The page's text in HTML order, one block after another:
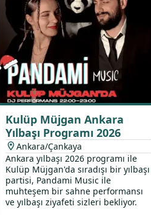
Kulüp Müjgan Ankara
Yılbaşı Programı 2026
Ankara/Çankaya
Ankara yılbaşı 2026 programı ile
Kulüp Müjgan'da sıradışı bir yılbaşı
partisi, Pandami Music ile
muhteşem bir sahne performansı
ve yılbaşı ziyafeti sizleri bekliyor.